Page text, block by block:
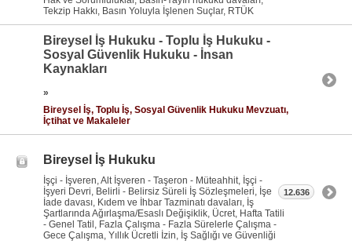
Tekzip Hakkı, Basın Yoluyla İşlenen Suçlar, RTÜK
Bireysel İş Hukuku - Toplu İş Hukuku -
Sosyal Güvenlik Hukuku - İnsan
Kaynakları
»
Bireysel İş, Toplu İş, Sosyal Güvenlik Hukuku Mevzuatı,
İçtihat ve Makaleler
Bireysel İş Hukuku
İşçi - İşveren, Alt İşveren - Taşeron - Müteahhit, İşçi -
İşyeri Devri, Belirli - Belirsiz Süreli İş Sözleşmeleri, İşe
İade davası, Kıdem ve İhbar Tazminatı davaları, İş
Şartlarında Ağırlaşma/Esaslı Değişiklik, Ücret, Hafta Tatili
- Genel Tatil, Fazla Çalışma - Fazla Sürelerle Çalışma -
Gece Çalışma, Yıllık Ücretli İzin, İş Sağlığı ve Güvenliği
12.636